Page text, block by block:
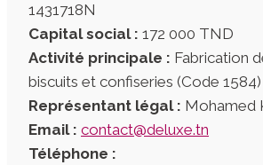
1431718N
Capital social : 172 000 TND
Activité principale : Fabrication
biscuits et confiseries (Code 1584)
Représentant légal : Mohamed
Email : contact@deluxe.tn
Téléphone :